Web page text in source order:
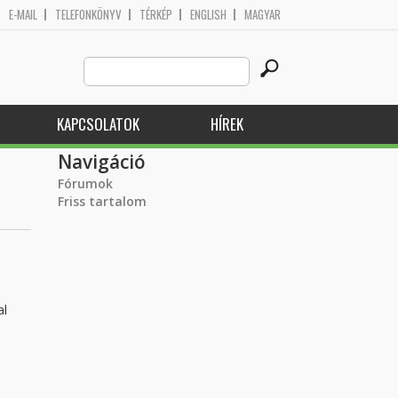
E-MAIL TELEFONKÖNYV TÉRKÉP ENGLISH MAGYAR
Search
this
site
KAPCSOLATOK HÍREK
Navigáció
Fórumok
Friss tartalom